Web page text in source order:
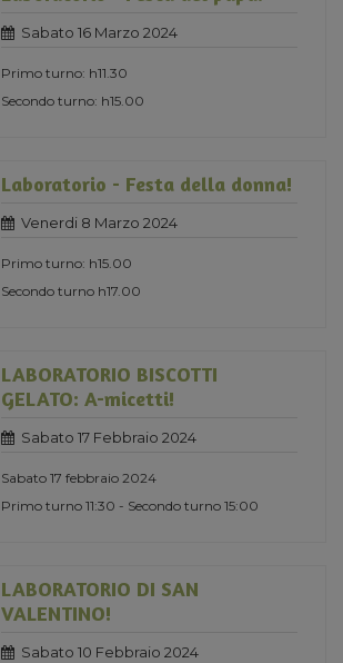
Sabato 16 Marzo 2024
Primo turno: h11.30
Secondo turno: h15.00
Laboratorio - Festa della donna!
Venerdi 8 Marzo 2024
Primo turno: h15.00
Secondo turno h17.00
LABORATORIO BISCOTTI
GELATO: A-micetti!
Sabato 17 Febbraio 2024
Sabato 17 febbraio 2024
Primo turno 11:30 - Secondo turno 15:00
LABORATORIO DI SAN
VALENTINO!
Sabato 10 Febbraio 2024